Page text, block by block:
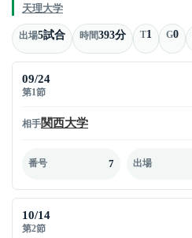
天理大学
出場5試合 時間393分 T1 G0
09/24
第1節
相手関西大学
番号 7 出場
10/14
第2節